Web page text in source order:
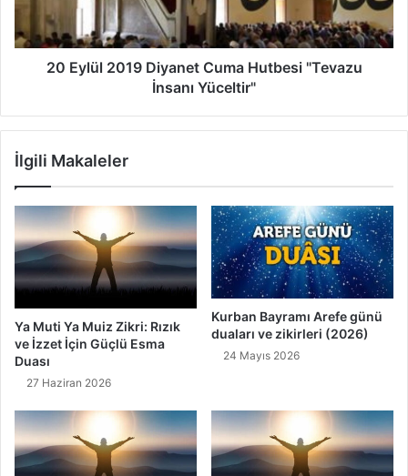
D
k
l
a
ı
"
1
3
E
y
l
ü
2
0
1
9
l
2
0
t
C
u
m
u
t
s
i
"
T
20 Eylül 2019 Diyanet Cuma Hutbesi "Tevazu
İnsanı Yüceltir"
İlgili Makaleler
Ya Muti Ya Muiz Zikri: Rızık
ve İzzet İçin Güçlü Esma
Duası
27 Haziran 2026
Kurban Bayramı Arefe günü
duaları ve zikirleri (2026)
24 Mayıs 2026